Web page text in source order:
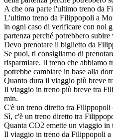
A che ora parte l'ultimo treno da
L'ultimo treno da Filippopoli a
in ogni caso di verificare con noi
partenza perché potrebbero
Devo prenotare il biglietto da
Se puoi, ti consigliamo di
risparmiare. Il treno che abbiamo
potrebbe cambiare in base alla
Quanto dura il viaggio più breve
Il viaggio in treno più breve tra
min.
C'è un treno diretto tra Filippopoli
Sì, c'è un treno diretto tra
Quanta CO2 emette un viaggio
Il viaggio in treno da Filippopoli